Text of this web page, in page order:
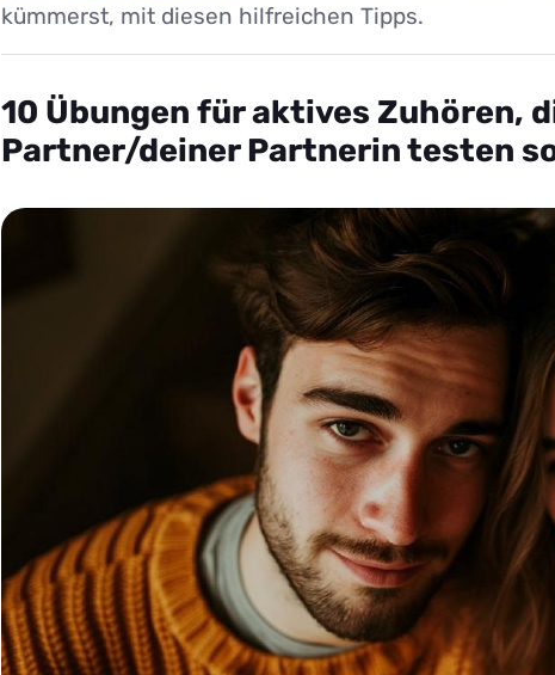
kümmerst, mit diesen hilfreichen Tipps.
10 Übungen für aktives Zuhören,
Partner/deiner Partnerin testen